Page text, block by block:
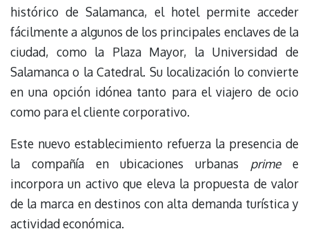
histórico de Salamanca, el hotel permite acceder
fácilmente a algunos de los principales enclaves de la
ciudad, como la Plaza Mayor, la Universidad de
Salamanca o la Catedral. Su localización lo convierte
en una opción idónea tanto para el viajero de ocio
como para el cliente corporativo.
Este nuevo establecimiento refuerza la presencia de
la compañía en ubicaciones urbanas primee
incorpora un activo que eleva la propuesta de valor
de la marca en destinos con alta demanda turística y
actividad económica.